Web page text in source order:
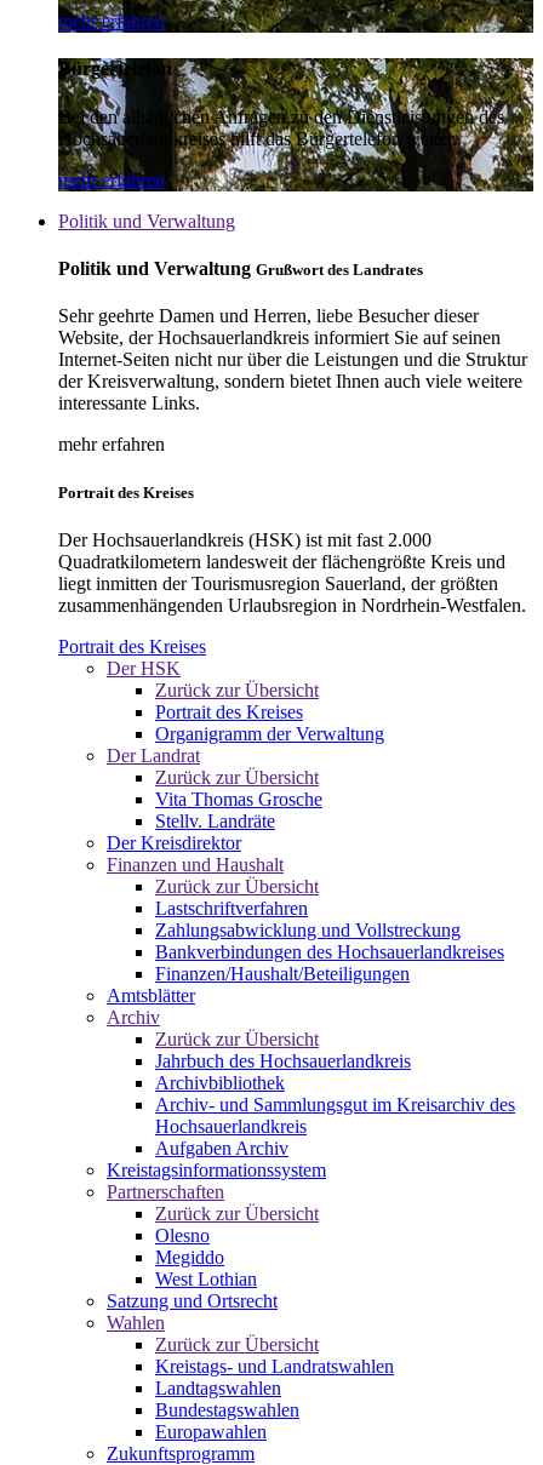
mehr erfahren
Bürgertelefon
Bei den alltäglichen Anfragen zu den Dienstleistungen des
Hochsauerlandkreises hilft das Bürgertelefon weiter.
mehr erfahren
Politik und Verwaltung
Politik und Verwaltung Grußwort des Landrates
Sehr geehrte Damen und Herren, liebe Besucher dieser
Website, der Hochsauerlandkreis informiert Sie auf seinen
Internet-Seiten nicht nur über die Leistungen und die Struktur
der Kreisverwaltung, sondern bietet Ihnen auch viele weitere
interessante Links.
mehr erfahren
Portrait des Kreises
Der Hochsauerlandkreis (HSK) ist mit fast 2.000
Quadratkilometern landesweit der flächengrößte Kreis und
liegt inmitten der Tourismusregion Sauerland, der größten
zusammenhängenden Urlaubsregion in Nordrhein-Westfalen.
Portrait des Kreises
Der HSK
Zurück zur Übersicht
Portrait des Kreises
Organigramm der Verwaltung
Der Landrat
Zurück zur Übersicht
Vita Thomas Grosche
Stellv. Landräte
Der Kreisdirektor
Finanzen und Haushalt
Zurück zur Übersicht
Lastschriftverfahren
Zahlungsabwicklung und Vollstreckung
Bankverbindungen des Hochsauerlandkreises
Finanzen/Haushalt/Beteiligungen
Amtsblätter
Archiv
Zurück zur Übersicht
Jahrbuch des Hochsauerlandkreis
Archivbibliothek
Archiv- und Sammlungsgut im Kreisarchiv des
Hochsauerlandkreis
Aufgaben Archiv
Kreistagsinformationssystem
Partnerschaften
Zurück zur Übersicht
Olesno
Megiddo
West Lothian
Satzung und Ortsrecht
Wahlen
Zurück zur Übersicht
Kreistags- und Landratswahlen
Landtagswahlen
Bundestagswahlen
Europawahlen
Zukunftsprogramm